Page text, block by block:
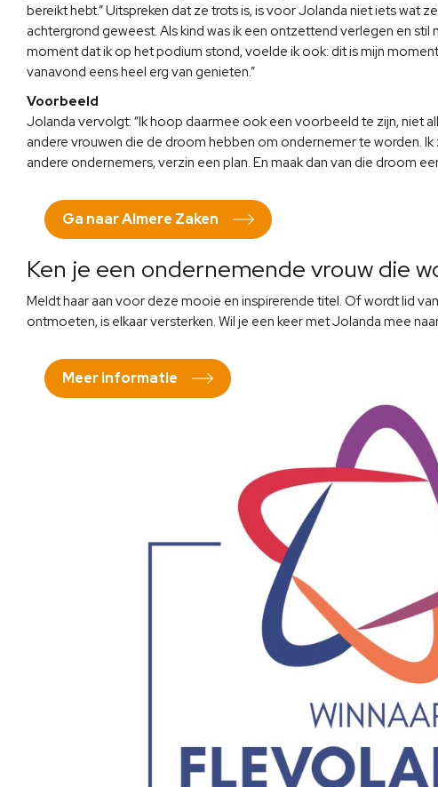
bereikt hebt.” Uitspreken dat ze trots is, is voor Jolanda niet iets wat
achtergrond geweest. Als kind was ik een ontzettend verlegen en
moment dat ik op het podium stond, voelde ik ook: dit is mijn
vanavond eens heel erg van genieten.”
Voorbeeld
Jolanda vervolgt: “Ik hoop daarmee ook een voorbeeld te zijn, niet
andere vrouwen die de droom hebben om ondernemer te worden.
andere ondernemers, verzin een plan. En maak dan van die droom
Ga naar Almere Zaken
Ken je een ondernemende vrouw die
Meldt haar aan voor deze mooie en inspirerende titel. Of wordt lid
ontmoeten, is elkaar versterken. Wil je een keer met Jolanda mee
Meer informatie